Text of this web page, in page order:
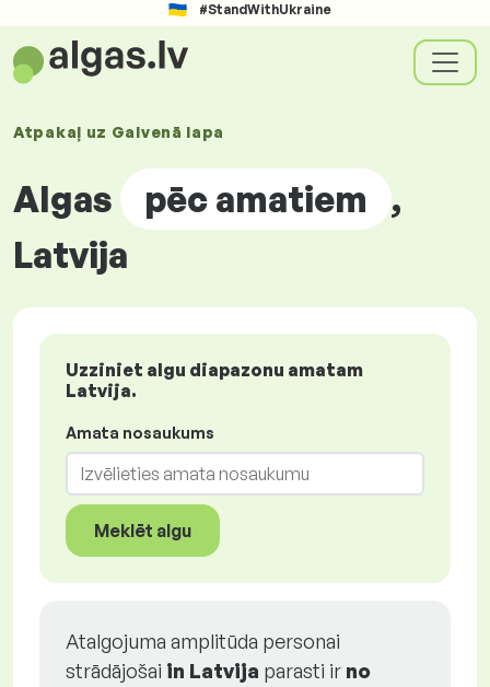
#StandWithUkraine
Atpakaļ uz Galvenā lapa
Algas pēc amatiem
,
Latvija
Uzziniet algu diapazonu amatam
Latvija.
Amata nosaukums
Meklēt algu
Atalgojuma amplitūda personai
strādājošai in Latvija parasti ir no